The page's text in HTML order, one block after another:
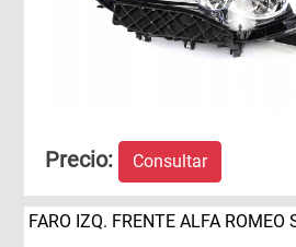
Precio: Consultar
FARO IZQ. FRENTE ALFA